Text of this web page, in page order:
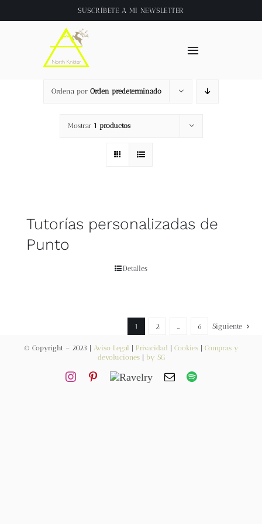
al
SUSCRÍBETE A MI NEWSLETTER
Toggle
Inicio
About
Tienda
Videos
Blog
Newsletter
Carrito
Ordena por Orden predeterminado
Mostrar 1 productos
Tutorías personalizadas de
Punto
Detalles
1 2 … 6 Siguiente
© Copyright – 2023 | Aviso Legal Privacidad Cookies| Compras y
devoluciones| by SG